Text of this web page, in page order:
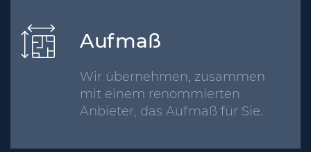
Aufmaß
Wir übernehmen, zusammen
mit einem renommierten
Anbieter, das Aufmaß für Sie.